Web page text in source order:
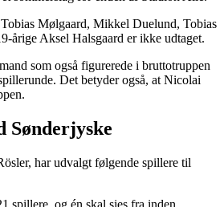
Mølgaard, Mikkel Duelund, Tobias
årige Aksel Halsgaard er ikke udtaget.
som også figurerede i bruttotruppen
Det betyder også, at Nicolai
Sønderjyske
har udvalgt følgende spillere til